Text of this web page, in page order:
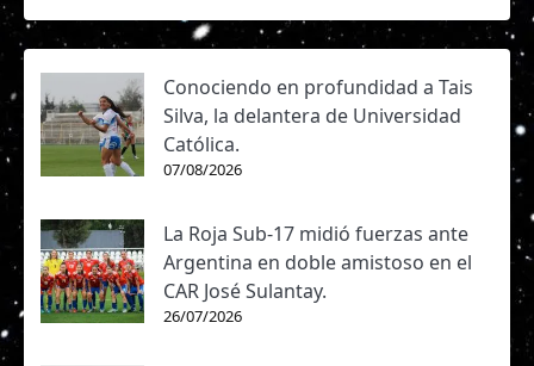
Conociendo en profundidad a Tais
Silva, la delantera de Universidad
Católica.
07/08/2026
La Roja Sub-17 midió fuerzas ante
Argentina en doble amistoso en el
CAR José Sulantay.
26/07/2026